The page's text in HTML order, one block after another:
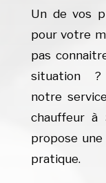
Un de vos
pour votre
pas
situation ?
notre
chauffeur à
propose
pratique.